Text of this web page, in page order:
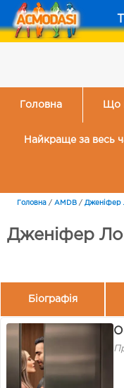
Головна Що
Найкраще за весь
Головна / AMDB / Дженіфер
Дженіфер
Біографія